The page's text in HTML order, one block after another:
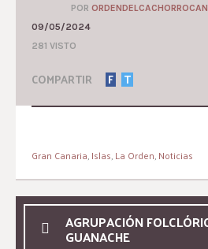
POR
09/05/2024
281 VISTO
COMPARTIR F T
Gran Canaria,Islas,La Orden,Noticias
AGRUPACIÓN
GUANACHE